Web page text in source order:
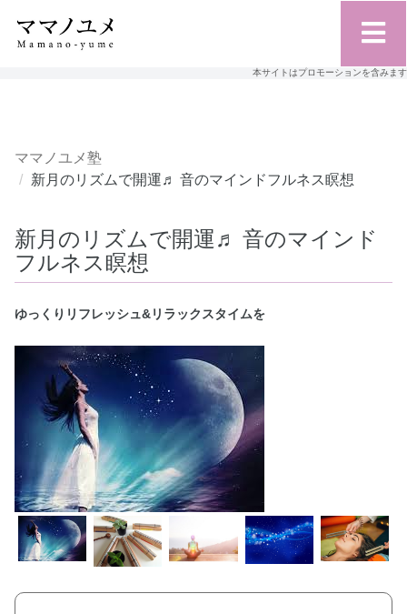
本サイトはプロモーションを含みます
ママノユメ塾
新月のリズムで開運♬ 音のマインドフルネス瞑想
新月のリズムで開運♬ 音のマインド
フルネス瞑想
ゆっくりリフレッシュ&リラックスタイムを